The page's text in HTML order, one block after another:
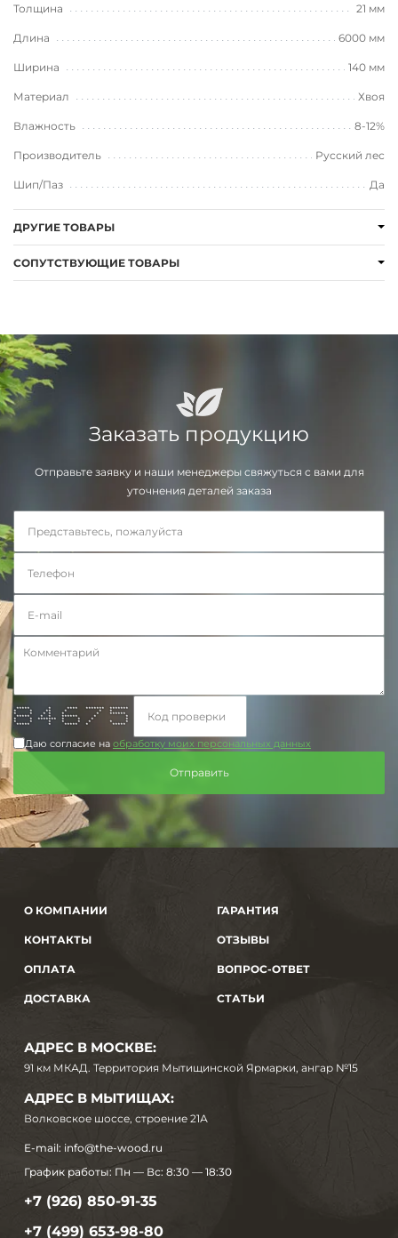
Толщина 21 мм
Длина 6000 мм
Ширина 140 мм
Материал Хвоя
Влажность 8-12%
Производитель Русский лес
Шип/Паз Да
ДРУГИЕ ТОВАРЫ
СОПУТСТВУЮЩИЕ ТОВАРЫ
Заказать продукцию
Отправьте заявку и наши менеджеры свяжуться с вами для
уточнения деталей заказа
***** * **** ******* *******
* * ** * * *
* * * * * * ******
***** * * ****** * *
* * ******* * * * *
* * * * * * * *
***** * ***** * *****
Даю согласие на обработку моих персональных данных
О КОМПАНИИ
КОНТАКТЫ
ОПЛАТА
ДОСТАВКА
ГАРАНТИЯ
ОТЗЫВЫ
ВОПРОС-ОТВЕТ
СТАТЬИ
АДРЕС В МОСКВЕ:
91 км МКАД. Территория Мытищинской Ярмарки, ангар №15
АДРЕС В МЫТИЩАХ:
Волковское шоссе, строение 21А
E-mail: info@the-wood.ru
График работы: Пн — Вс: 8:30 — 18:30
+7 (926) 850-91-35
+7 (499) 653-98-80